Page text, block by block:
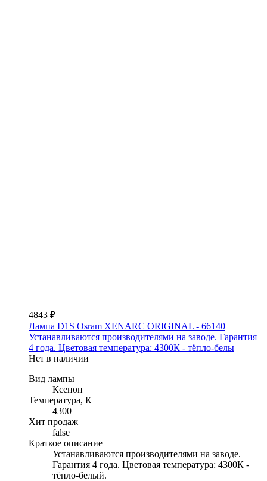
4843 ₽
Лампа D1S Osram XENARC ORIGINAL - 66140
Устанавливаются производителями на заводе. Гарантия
4 года. Цветовая температура: 4300К - тёпло-белы
Нет в наличии
Вид лампы
Ксенон
Температура, К
4300
Хит продаж
false
Краткое описание
Устанавливаются производителями на заводе.
Гарантия 4 года. Цветовая температура: 4300К -
тёпло-белый.